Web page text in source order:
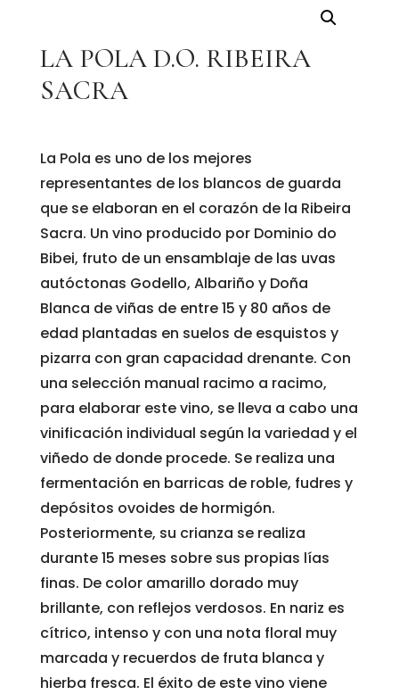
LA POLA D.O. RIBEIRA
SACRA
La Pola es uno de los mejores
representantes de los blancos de guarda
que se elaboran en el corazón de la Ribeira
Sacra. Un vino producido por Dominio do
Bibei, fruto de un ensamblaje de las uvas
autóctonas Godello, Albariño y Doña
Blanca de viñas de entre 15 y 80 años de
edad plantadas en suelos de esquistos y
pizarra con gran capacidad drenante. Con
una selección manual racimo a racimo,
para elaborar este vino, se lleva a cabo una
vinificación individual según la variedad y el
viñedo de donde procede. Se realiza una
fermentación en barricas de roble, fudres y
depósitos ovoides de hormigón.
Posteriormente, su crianza se realiza
durante 15 meses sobre sus propias lías
finas. De color amarillo dorado muy
brillante, con reflejos verdosos. En nariz es
cítrico, intenso y con una nota floral muy
marcada y recuerdos de fruta blanca y
hierba fresca. El éxito de este vino viene